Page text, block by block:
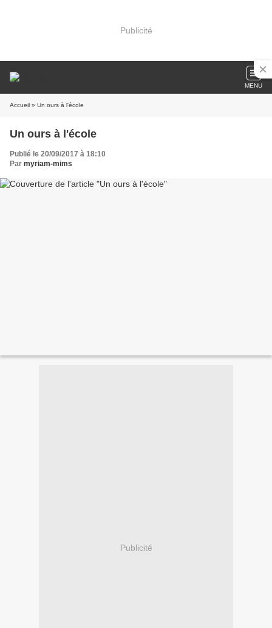
Publicité
MENU
Accueil » Un ours à l'école
Un ours à l'école
Publié le 20/09/2017 à 18:10
Par myriam-mims
Publicité